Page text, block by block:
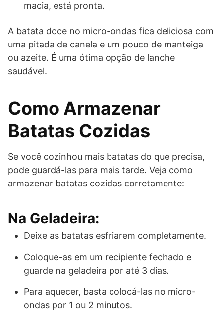
macia, está pronta.
A batata doce no micro-ondas fica deliciosa com
uma pitada de canela e um pouco de manteiga
ou azeite. É uma ótima opção de lanche
saudável.
Como Armazenar
Batatas Cozidas
Se você cozinhou mais batatas do que precisa,
pode guardá-las para mais tarde. Veja como
armazenar batatas cozidas corretamente:
Na Geladeira:
Deixe as batatas esfriarem completamente.
Coloque-as em um recipiente fechado e
guarde na geladeira por até 3 dias.
Para aquecer, basta colocá-las no micro-
ondas por 1 ou 2 minutos.